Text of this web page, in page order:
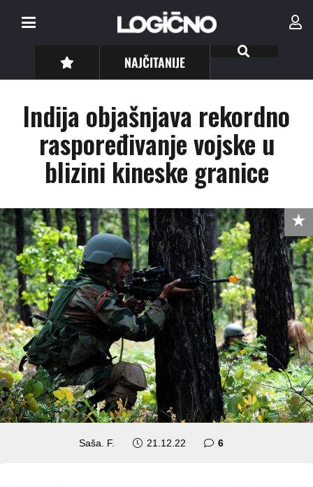
NAJČITANIJE
Indija objašnjava rekordno
raspoređivanje vojske u
blizini kineske granice
Saša. F. 21.12.22 6komentara